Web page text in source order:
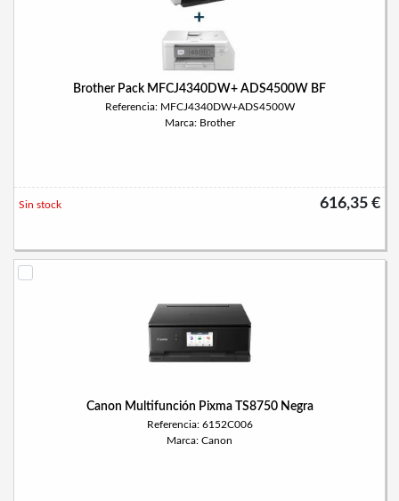
Brother Pack MFCJ4340DW+ ADS4500W BF
Referencia: MFCJ4340DW+ADS4500W
Marca: Brother
616,35 €
Sin stock
Canon Multifunción Pixma TS8750 Negra
Referencia: 6152C006
Marca: Canon